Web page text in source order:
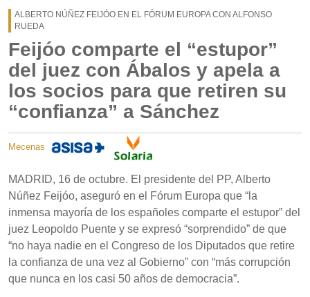
ALBERTO NÚÑEZ FEIJÓO EN EL FÓRUM EUROPA CON ALFONSO
RUEDA
Feijóo comparte el “estupor”
del juez con Ábalos y apela a
los socios para que retiren su
“confianza” a Sánchez
Mecenas
MADRID, 16 de octubre. El presidente del PP, Alberto
Núñez Feijóo, aseguró en el Fórum Europa que “la
inmensa mayoría de los españoles comparte el estupor” del
juez Leopoldo Puente y se expresó “sorprendido” de que
“no haya nadie en el Congreso de los Diputados que retire
la confianza de una vez al Gobierno” con “más corrupción
que nunca en los casi 50 años de democracia”.